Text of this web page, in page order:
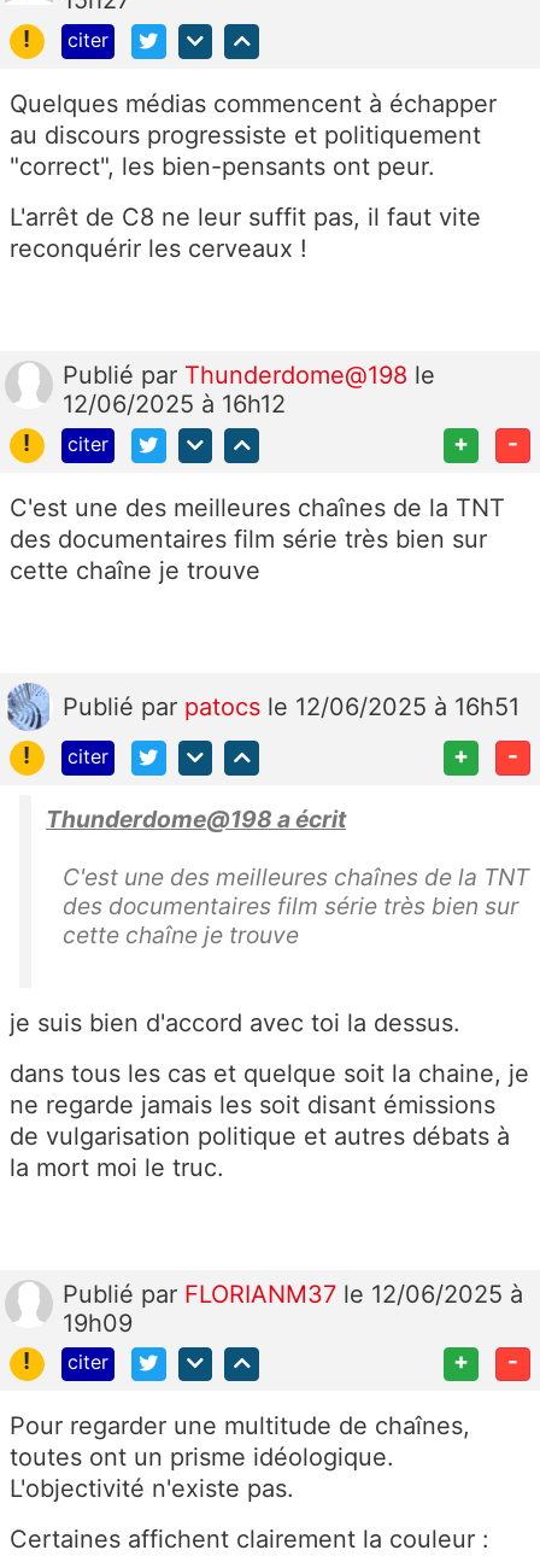
!
citer
Quelques médias commencent à échapper
au discours progressiste et politiquement
"correct", les bien-pensants ont peur.
L'arrêt de C8 ne leur suffit pas, il faut vite
reconquérir les cerveaux !
Publié par Thunderdome@198 le
12/06/2025 à 16h12
!
citer + -
C'est une des meilleures chaînes de la TNT
des documentaires film série très bien sur
cette chaîne je trouve
Publié par patocs le 12/06/2025 à 16h51
!
citer + -
Thunderdome@198 a écrit
C'est une des meilleures chaînes de la TNT
des documentaires film série très bien sur
cette chaîne je trouve
je suis bien d'accord avec toi la dessus.
dans tous les cas et quelque soit la chaine, je
ne regarde jamais les soit disant émissions
de vulgarisation politique et autres débats à
la mort moi le truc.
Publié par FLORIANM37 le 12/06/2025 à
19h09
!
citer + -
Pour regarder une multitude de chaînes,
toutes ont un prisme idéologique.
L'objectivité n'existe pas.
Certaines affichent clairement la couleur :